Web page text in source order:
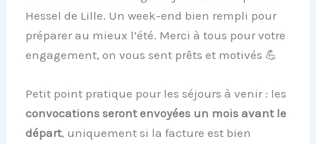
Hessel de Lille. Un week-end bien rempli pour
préparer au mieux l’été. Merci à tous pour votre
engagement, on vous sent prêts et motivés 💪
Petit point pratique pour les séjours à venir : les
convocations seront envoyées un mois avant le
départ, uniquement si la facture est bien